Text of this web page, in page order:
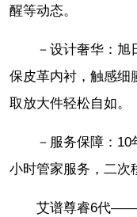
醒等动态。
－设计奢华：
保皮革内衬，触感细
取放大件轻松自如。
－服务保障：
小时管家服务，二次
艾谱尊睿6代——